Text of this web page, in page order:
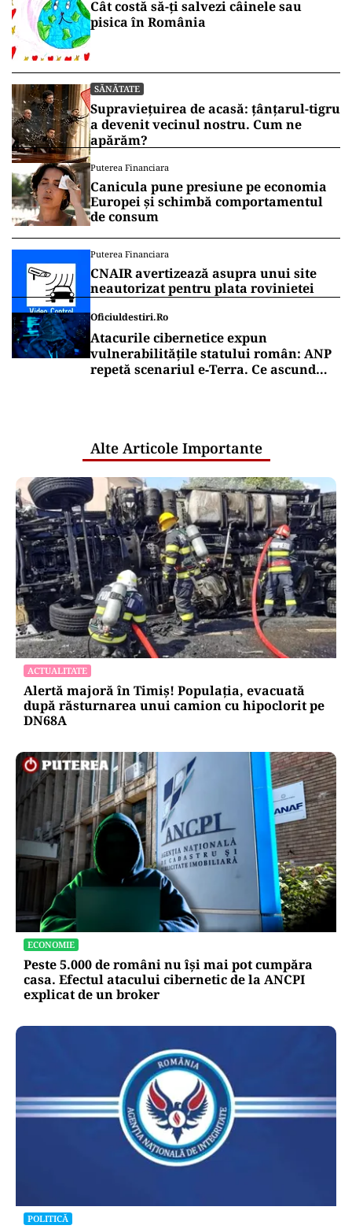
Cât costă să-ți salvezi câinele sau
pisica în România
SĂNĂTATE
Supraviețuirea de acasă: țânțarul-tigru
a devenit vecinul nostru. Cum ne
apărăm?
Puterea Financiara
Canicula pune presiune pe economia
Europei și schimbă comportamentul
de consum
Puterea Financiara
CNAIR avertizează asupra unui site
neautorizat pentru plata rovinietei
Oficiuldestiri.ro
Atacurile cibernetice expun
vulnerabilitățile statului român: ANP
repetă scenariul e‑Terra. Ce ascund
Alte Articole Importante
ACTUALITATE
Alertă majoră în Timiș! Populația, evacuată
după răsturnarea unui camion cu hipoclorit pe
DN68A
ECONOMIE
Peste 5.000 de români nu își mai pot cumpăra
casa. Efectul atacului cibernetic de la ANCPI
explicat de un broker
POLITICĂ